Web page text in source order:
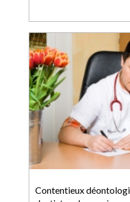
Contentieux